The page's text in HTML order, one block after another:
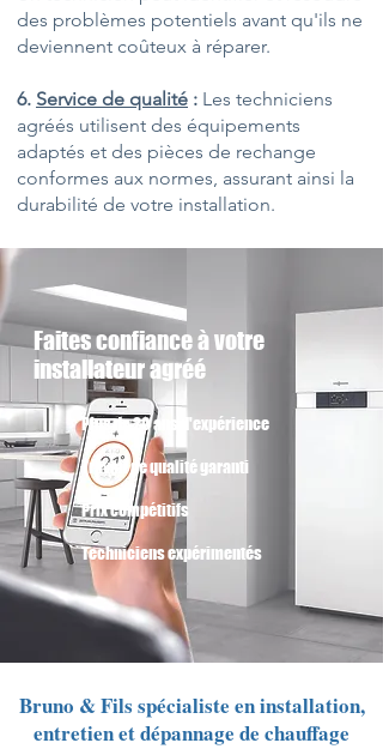
des problèmes potentiels avant qu'ils ne
deviennent coûteux à réparer.
6. Service de qualité : Les techniciens
agréés utilisent des équipements
adaptés et des pièces de rechange
conformes aux normes, assurant ainsi la
durabilité de votre installation.
Faites confiance à votre
installateur agréé
Plus de 20ans d'expérience
Travail de qualité garanti
Prix compétitifs
Techniciens expérimentés
Bruno & Fils spécialiste en installation,
entretien et dépannage de chauffage